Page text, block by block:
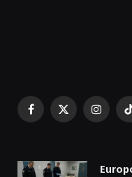
Facebook
X